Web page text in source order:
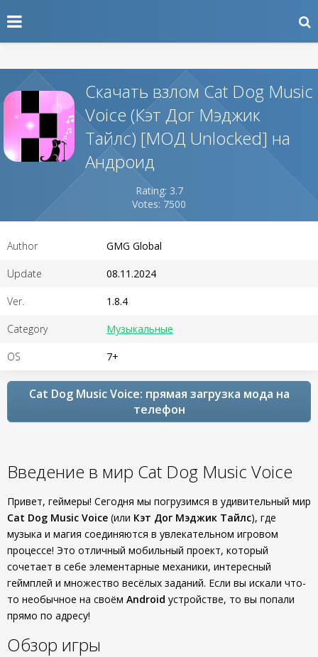
Скачать взлом Cat Dog Music
Voice (Кэт Дог Мэджик
Тайлс) [МОД Unlocked] на
Андроид
Rating: 3.7
Votes: 7500
Author GMG Global
Update 08.11.2024
Ver. 1.8.4
Category Музыкальные
OS 7+
Cat Dog Music Voice: прямая загрузка мода на
телефон
Введение в мир Cat Dog Music Voice
Привет, геймеры! Сегодня мы погрузимся в удивительный мир
Cat Dog Music Voice (или Кэт Дог Мэджик Тайлс), где
музыка и магия соединяются в увлекательном игровом
процессе! Это отличный мобильный проект, который
сочетает в себе элементарные механики, интересный
геймплей и множество весёлых заданий. Если вы искали что-
то необычное на своём Android устройстве, то вы попали
прямо по адресу!
Обзор игры